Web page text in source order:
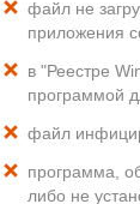
файл не
приложения
в "Реестре
программой
файл
программа,
либо не